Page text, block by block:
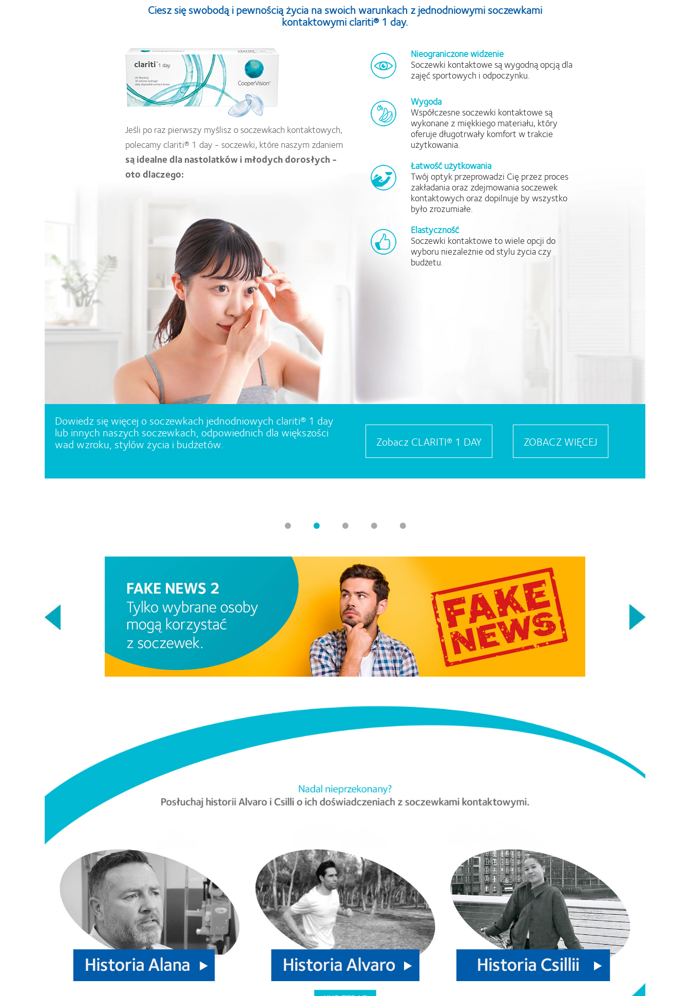
Ciesz się swobodą i pewnością życia na swoich warunkach z jednodniowymi soczewkami
kontaktowymi clariti® 1 day.
Jeśli po raz pierwszy myślisz o soczewkach kontaktowych,
polecamy clariti® 1 day - soczewki, które naszym zdaniem
są idealne dla nastolatków i młodych dorosłych -
oto dlaczego:
Nieograniczone widzenie
Soczewki kontaktowe są wygodną opcją dla
zajęć sportowych i odpoczynku.
Wygoda
Współczesne soczewki kontaktowe są
wykonane z miękkiego materiału, który
oferuje długotrwały komfort w trakcie
użytkowania.
Łatwość użytkowania
Twój optyk przeprowadzi Cię przez proces
zakładania oraz zdejmowania soczewek
kontaktowych oraz dopilnuje by wszystko
było zrozumiałe.
Elastyczność
Soczewki kontaktowe to wiele opcji do
wyboru niezależnie od stylu życia czy
budżetu.
Dowiedz się więcej o soczewkach jednodniowych clariti® 1 day
lub innych naszych soczewkach, odpowiednich dla większości
wad wzroku, stylów życia i budżetów. Zobacz CLARITI® 1 DAY ZOBACZ WIĘCEJ
• • • • •